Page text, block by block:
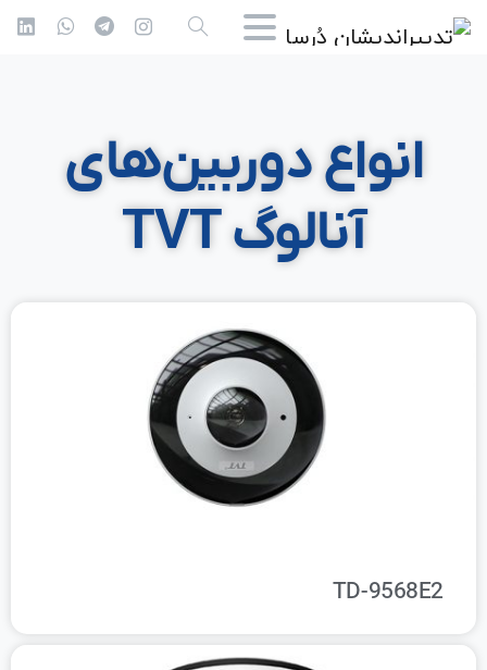
انواع دوربین‌های
آنالوگ TVT
TD-9568E2